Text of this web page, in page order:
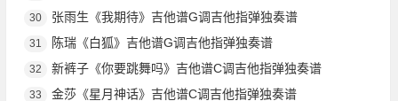
30 张雨生《我期待》吉他谱G调吉他指弹独奏谱
31 陈瑞《白狐》吉他谱G调吉他指弹独奏谱
32 新裤子《你要跳舞吗》吉他谱C调吉他指弹独奏谱
33 金莎《星月神话》吉他谱C调吉他指弹独奏谱